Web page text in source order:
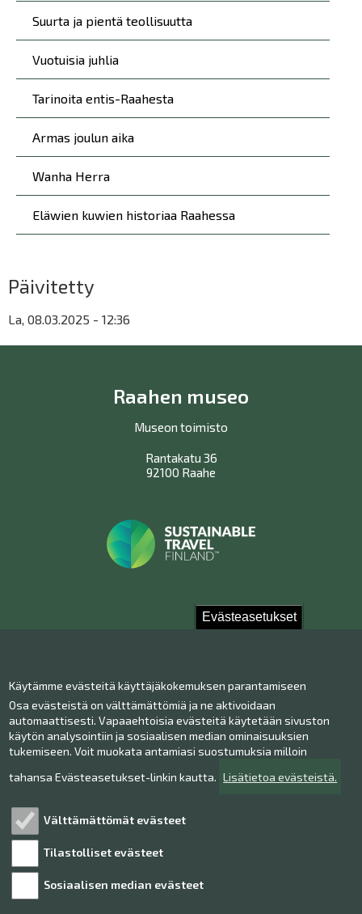
Evästeasetukset
Käytämme evästeitä käyttäjäkokemuksen parantamiseen
Osa evästeistä on välttämättömiä ja ne aktivoidaan
automaattisesti. Vapaaehtoisia evästeitä käytetään sivuston
käytön analysointiin ja sosiaalisen median ominaisuuksien
tukemiseen. Voit muokata antamiasi suostumuksia milloin
tahansa Evästeasetukset-linkin kautta. Lisätietoa evästeistä.
Välttämättömät evästeet
Tilastolliset evästeet
Sosiaalisen median evästeet
Suurta ja pientä teollisuutta
Vuotuisia juhlia
Tarinoita entis-Raahesta
Armas joulun aika
Wanha Herra
Eläwien kuwien historiaa Raahessa
Päivitetty
La, 08.03.2025 - 12:36
Raahen museo
Museon toimisto
Rantakatu 36
92100 Raahe
Yhteystiedot
Henkilökunta
Anna palautetta
Museo Facebookissa
Museo Instagramissa